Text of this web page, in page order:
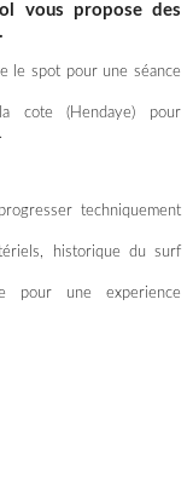
vous propose des
le spot pour une séance
cote (Hendaye) pour
techniquement
historique du surf
pour une experience